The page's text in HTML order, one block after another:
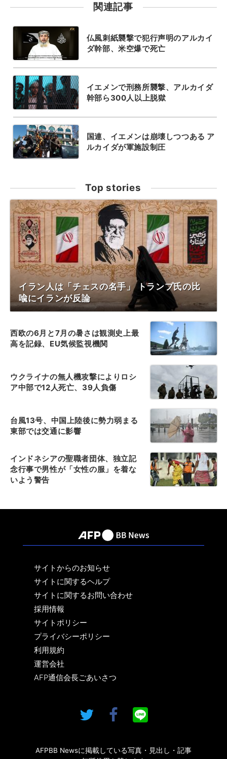
関連記事
仏風刺紙襲撃で犯行声明のアルカイ
ダ幹部、米空爆で死亡
イエメンで刑務所襲撃、アルカイダ
幹部ら300人以上脱獄
国連、イエメンは崩壊しつつある ア
ルカイダが軍施設制圧
Top stories
イラン人は「チェスの名手」 トランプ氏の比
喩にイランが反論
西欧の6月と7月の暑さは観測史上最
高を記録、EU気候監視機関
ウクライナの無人機攻撃によりロシ
ア中部で12人死亡、39人負傷
台風13号、中国上陸後に勢力弱まる
東部では交通に影響
インドネシアの聖職者団体、独立記
念行事で男性が「女性の服」を着な
いよう警告
サイトからのお知らせ
サイトに関するヘルプ
サイトに関するお問い合わせ
採用情報
サイトポリシー
プライバシーポリシー
利用規約
運営会社
AFP通信会長ごあいさつ
AFPBB Newsに掲載している写真・見出し・記事